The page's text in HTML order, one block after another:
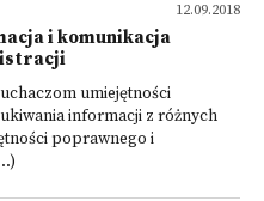
12.09.2018
i komunikacja
umiejętności
informacji z różnych
poprawnego i